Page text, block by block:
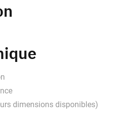
dimensions disponibles)